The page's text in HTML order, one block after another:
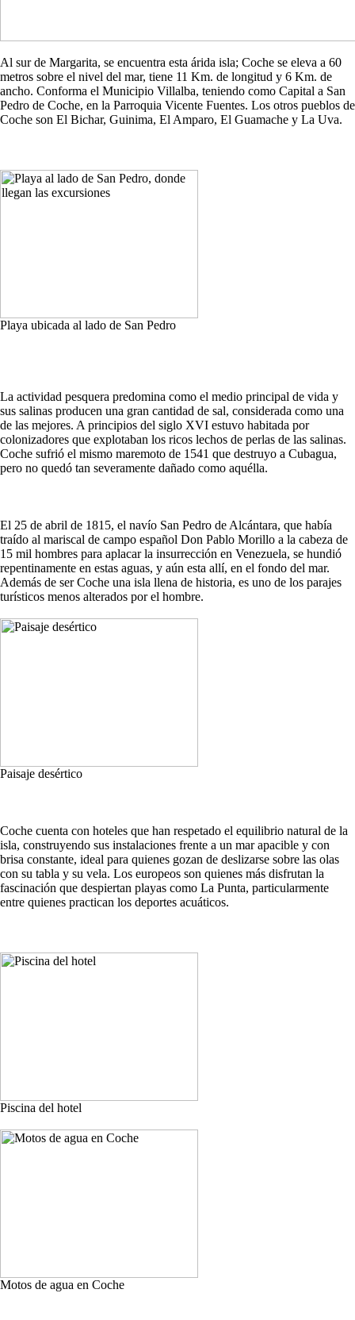
Al sur de Margarita, se encuentra esta árida isla; Coche se eleva a 60
metros sobre el nivel del mar, tiene 11 Km. de longitud y 6 Km. de
ancho. Conforma el Municipio Villalba, teniendo como Capital a San
Pedro de Coche, en la Parroquia Vicente Fuentes. Los otros pueblos de
Coche son El Bichar, Guinima, El Amparo, El Guamache y La Uva.
Playa ubicada al lado de San Pedro
La actividad pesquera predomina como el medio principal de vida y
sus salinas producen una gran cantidad de sal, considerada como una
de las mejores. A principios del siglo XVI estuvo habitada por
colonizadores que explotaban los ricos lechos de perlas de las salinas.
Coche sufrió el mismo maremoto de 1541 que destruyo a Cubagua,
pero no quedó tan severamente dañado como aquélla.
El 25 de abril de 1815, el navío San Pedro de Alcántara, que había
traído al mariscal de campo español Don Pablo Morillo a la cabeza de
15 mil hombres para aplacar la insurrección en Venezuela, se hundió
repentinamente en estas aguas, y aún esta allí, en el fondo del mar.
Además de ser Coche una isla llena de historia, es uno de los parajes
turísticos menos alterados por el hombre.
Paisaje desértico
Coche cuenta con hoteles que han respetado el equilibrio natural de la
isla, construyendo sus instalaciones frente a un mar apacible y con
brisa constante, ideal para quienes gozan de deslizarse sobre las olas
con su tabla y su vela. Los europeos son quienes más disfrutan la
fascinación que despiertan playas como La Punta, particularmente
entre quienes practican los deportes acuáticos.
Piscina del hotel
Motos de agua en Coche